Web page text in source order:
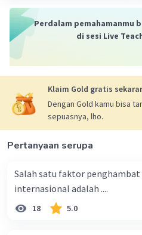
Perdalam pemahamanmu
di sesi Live
Klaim Gold gratis
Dengan Gold kamu bisa
sepuasnya, lho.
Pertanyaan serupa
Salah satu faktor penghambat
internasional adalah ....
18 5.0